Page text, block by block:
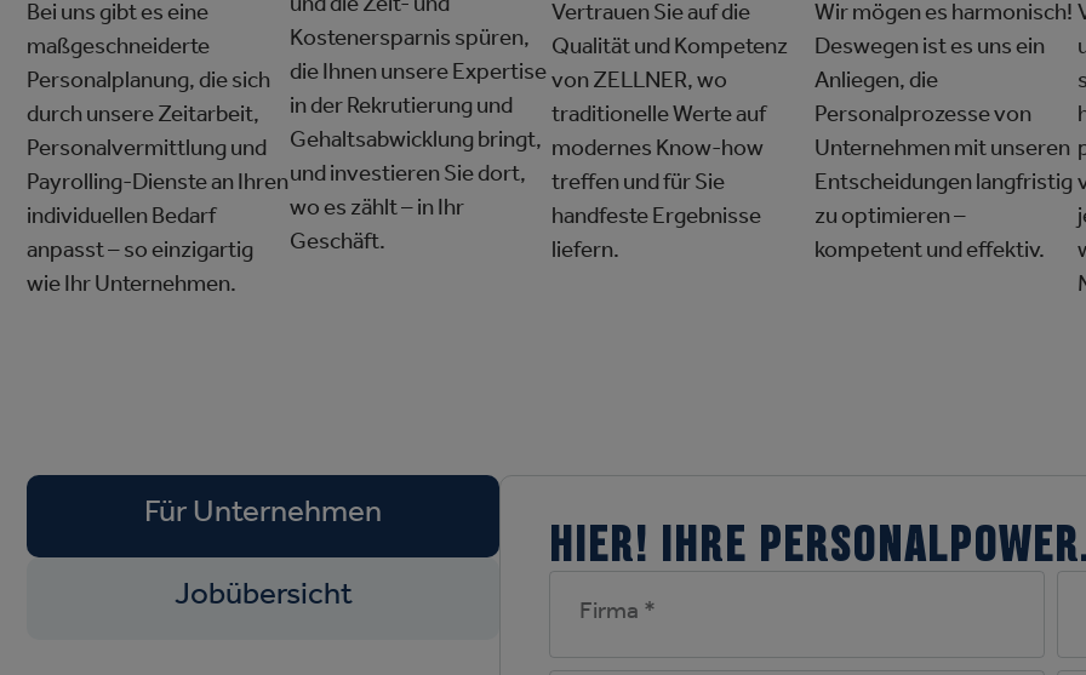
Bei uns gibt es eine
maßgeschneiderte
Personalplanung, die sich
durch unsere Zeitarbeit,
Personalvermittlung und
Payrolling-Dienste an Ihren
individuellen Bedarf
anpasst – so einzigartig
wie Ihr Unternehmen.
und die Zeit- und
Kostenersparnis spüren,
die Ihnen unsere Expertise
in der Rekrutierung und
Gehaltsabwicklung bringt,
und investieren Sie dort,
wo es zählt – in Ihr
Geschäft.
Vertrauen Sie auf die
Qualität und Kompetenz
von ZELLNER, wo
traditionelle Werte auf
modernes Know-how
treffen und für Sie
handfeste Ergebnisse
liefern.
Wir mögen es harmonisch!
Deswegen ist es uns ein
Anliegen, die
Personalprozesse von
Unternehmen mit unseren
Entscheidungen langfristig
zu optimieren –
kompetent und effektiv.
Für Unternehmen
Jobübersicht
HIER! IHRE